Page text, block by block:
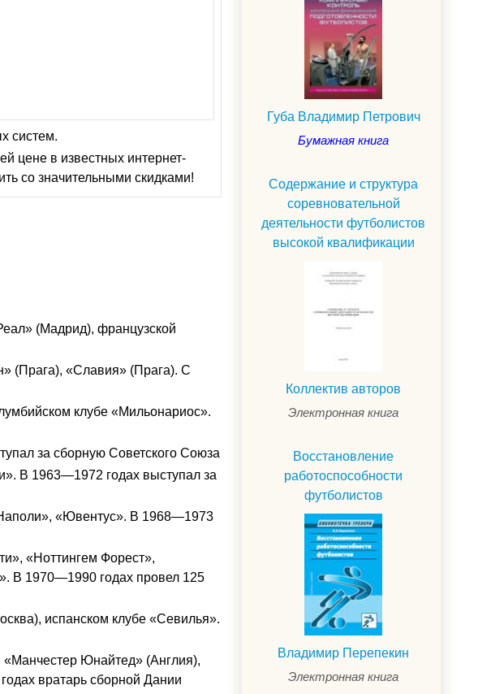
систем.
цене в известных интернет-
со значительными скидками!
(Мадрид), французской
(Прага), «Славия» (Прага). С
клубе «Мильонариос».
за сборную Советского Союза
В 1963—1972 годах выступал за
«Ювентус». В 1968—1973
«Ноттингем Форест»,
В 1970—1990 годах провел 125
испанском клубе «Севилья».
Юнайтед» (Англия),
вратарь сборной Дании
Губа Владимир Петрович
Бумажная книга
Содержание и структура
соревновательной
деятельности футболистов
высокой квалификации
Коллектив авторов
Электронная книга
Восстановление
работоспособности
футболистов
Владимир Перепекин
Электронная книга